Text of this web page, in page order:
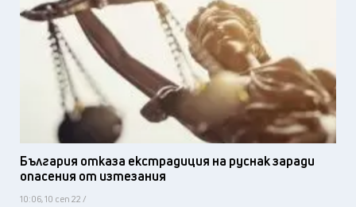
България отказа екстрадиция на руснак заради
опасения от изтезания
10:06, 10 сеп 22 /